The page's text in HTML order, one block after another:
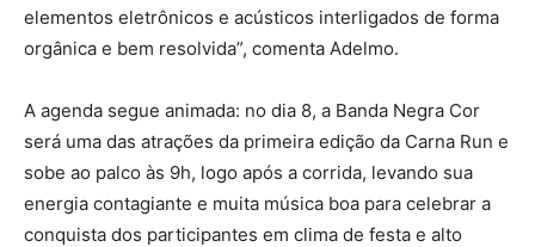
elementos eletrônicos e acústicos interligados de forma
orgânica e bem resolvida”, comenta Adelmo.
A agenda segue animada: no dia 8, a Banda Negra Cor
será uma das atrações da primeira edição da Carna Run e
sobe ao palco às 9h, logo após a corrida, levando sua
energia contagiante e muita música boa para celebrar a
conquista dos participantes em clima de festa e alto